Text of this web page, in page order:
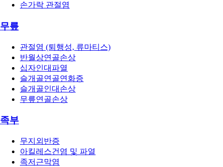
손가락 관절염
무릎
관절염 (퇴행성, 류마티스)
반월상연골손상
십자인대파열
슬개골연골연화증
슬개골인대손상
무릎연골손상
족부
무지외반증
아킬레스건염 및 파열
족저근막염